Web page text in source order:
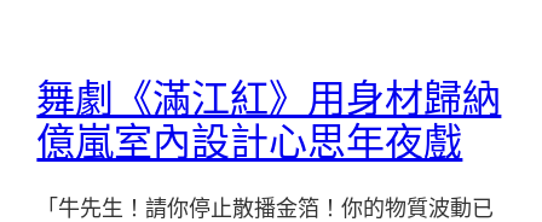
舞劇《滿江紅》用身材歸納
億嵐室內設計心思年夜戲
「牛先生！請你停止散播金箔！你的物質波動已